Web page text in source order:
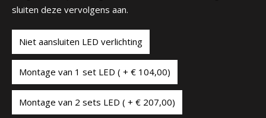
sluiten deze vervolgens aan.
Niet aansluiten LED verlichting
Montage van 1 set LED ( + € 104,00)
Montage van 2 sets LED ( + € 207,00)